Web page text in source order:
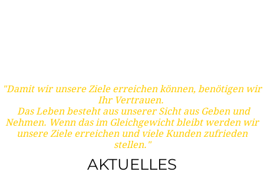
"Damit wir unsere Ziele erreichen können, benötigen wir
Ihr Vertrauen.
Das Leben besteht aus unserer Sicht aus Geben und
Nehmen. Wenn das im Gleichgewicht bleibt werden wir
unsere Ziele erreichen und viele Kunden zufrieden
stellen."
AKTUELLES